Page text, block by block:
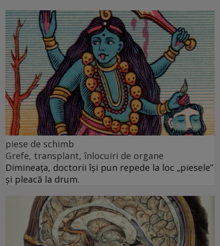
piese de schimb
Grefe, transplant, înlocuiri de organe
Dimineața, doctorii își pun repede la loc „piesele”
și pleacă la drum.